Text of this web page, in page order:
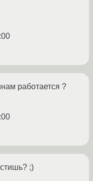
работается ?
;)